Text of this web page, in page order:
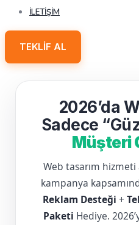
İLETIŞIM
TEKLIF AL
2026’da
Sadece
Müşteri
Web tasarım
kampanya
Reklam Desteği +
Paketi Hediye.